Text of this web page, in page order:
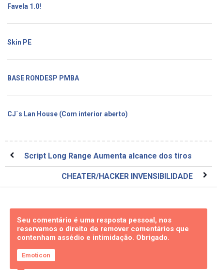
Favela 1.0!
Skin PE
BASE RONDESP PMBA
CJ´s Lan House (Com interior aberto)
Script Long Range Aumenta alcance dos tiros
CHEATER/HACKER INVENSIBILIDADE
Seu comentário é uma resposta pessoal, nos
reservamos o direito de remover comentários que
contenham assédio e intimidação. Obrigado.
Emoticon